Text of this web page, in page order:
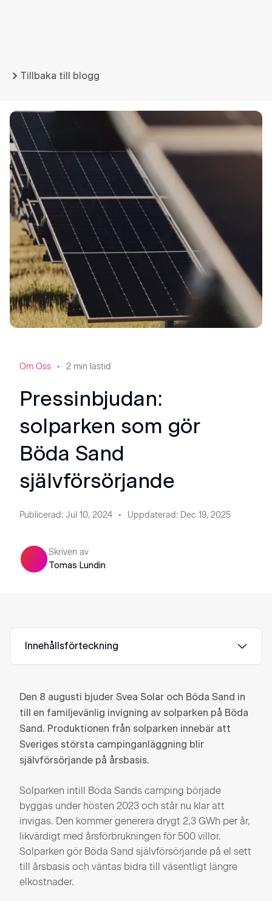
Tillbaka till blogg
Om Oss 2 min lästid
Pressinbjudan:
solparken som gör
Böda Sand
självförsörjande
Publicerad: Jul 10, 2024 Uppdaterad: Dec 19, 2025
Skriven av
Tomas Lundin
Innehållsförteckning
Den 8 augusti bjuder Svea Solar och Böda Sand in
till en familjevänlig invigning av solparken på Böda
Sand. Produktionen från solparken innebär att
Sveriges största campinganläggning blir
självförsörjande på årsbasis.
Solparken intill Böda Sands camping började
byggas under hösten 2023 och står nu klar att
invigas. Den kommer generera drygt 2,3 GWh per år,
likvärdigt med årsförbrukningen för 500 villor.
Solparken gör Böda Sand självförsörjande på el sett
till årsbasis och väntas bidra till väsentligt längre
elkostnader.